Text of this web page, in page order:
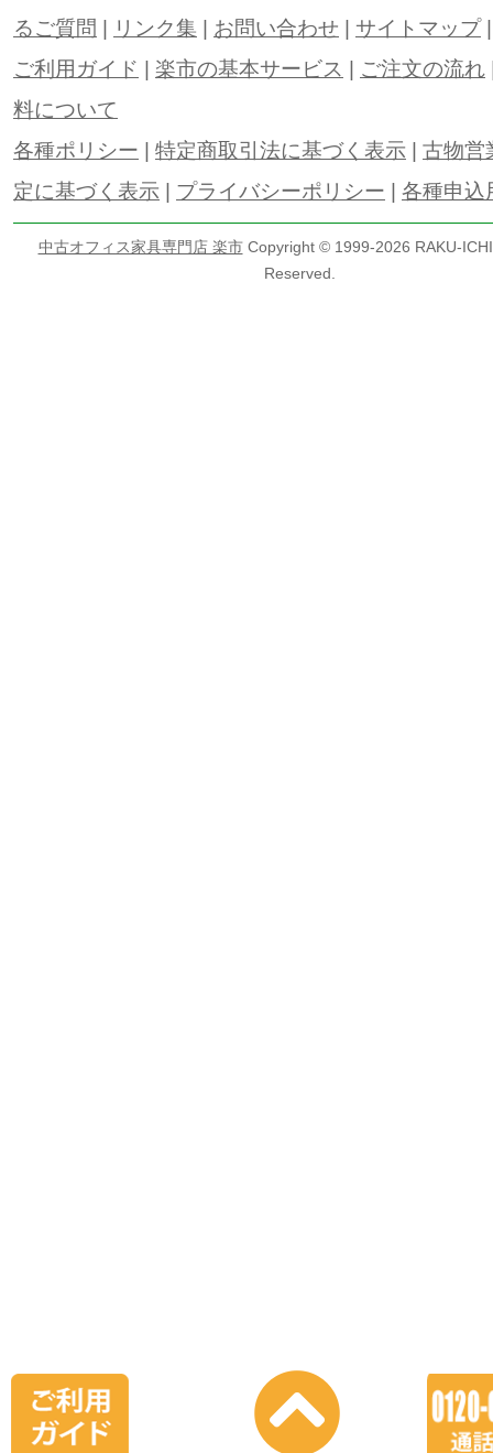
るご質問 | リンク集 | お問い合わせ | サイトマップ
ご利用ガイド | 楽市の基本サービス | ご注文の流れ
料について
各種ポリシー | 特定商取引法に基づく表示 | 古物営
定に基づく表示 | プライバシーポリシー | 各種申込
中古オフィス家具専門店 楽市Copyright © 1999-2026 RAKU-
Reserved.